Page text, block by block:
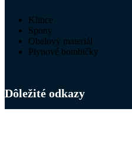
Klince
Spony
Obalový materiál
Plynové bombičky
Dôležité odkazy